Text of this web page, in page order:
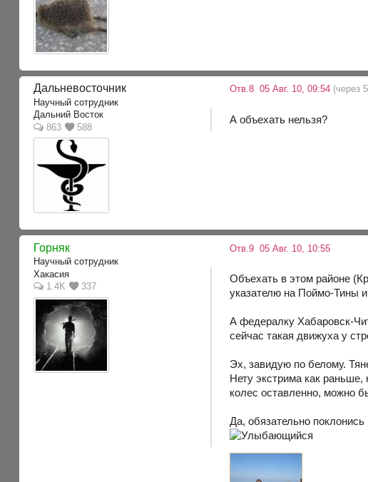
Дальневосточник
Научный сотрудник
Дальний Восток
863
588
Отв.8 05 Авг. 10, 09:54 (через
А объехать нельзя?
Горняк
Научный сотрудник
Хакасия
1.4K
337
Отв.9 05 Авг. 10, 10:55
Объехать в этом районе
указателю на Поймо-Тины
А федералку Хабаровск-
сейчас такая движуха у
Эх, завидую по белому.
Нету экстрима как
колес оставленно, можно
Да, обязательно